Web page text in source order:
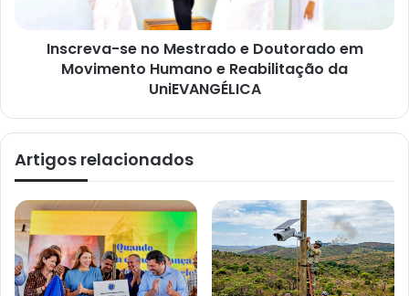
Inscreva-se no Mestrado e Doutorado em
Movimento Humano e Reabilitação da
UniEVANGÉLICA
Artigos relacionados